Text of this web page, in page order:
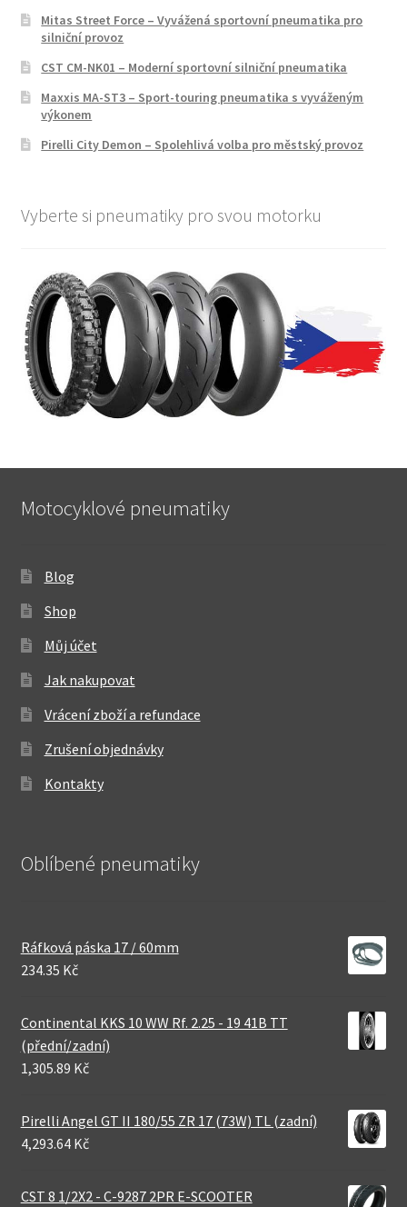
Mitas Street Force – Vyvážená sportovní pneumatika pro
silniční provoz
CST CM-NK01 – Moderní sportovní silniční pneumatika
Maxxis MA-ST3 – Sport-touring pneumatika s vyváženým
výkonem
Pirelli City Demon – Spolehlivá volba pro městský provoz
Vyberte si pneumatiky pro svou motorku
Motocyklové pneumatiky
Blog
Shop
Můj účet
Jak nakupovat
Vrácení zboží a refundace
Zrušení objednávky
Kontakty
Oblíbené pneumatiky
Ráfková páska 17 / 60mm
234.35 Kč
Continental KKS 10 WW Rf. 2.25 - 19 41B TT
(přední/zadní)
1,305.89 Kč
Pirelli Angel GT II 180/55 ZR 17 (73W) TL (zadní)
4,293.64 Kč
CST 8 1/2X2 - C-9287 2PR E-SCOOTER